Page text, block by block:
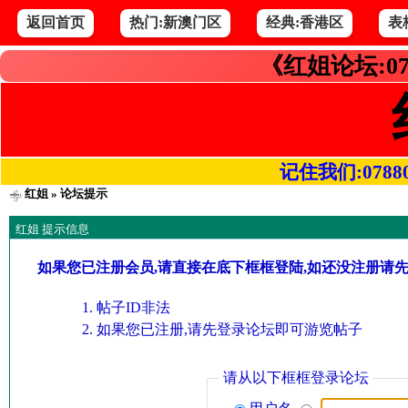
返回首页 热门:新澳门区 经典:香港区 表
《红姐论坛
记住我们
红姐» 论坛提示
红姐 提示信息
如果您已注册会员,请直接在底下框框登陆,如还没注册请
帖子ID非法
如果您已注册,请先登录论坛即可游览帖子
请从以下框框登录论坛